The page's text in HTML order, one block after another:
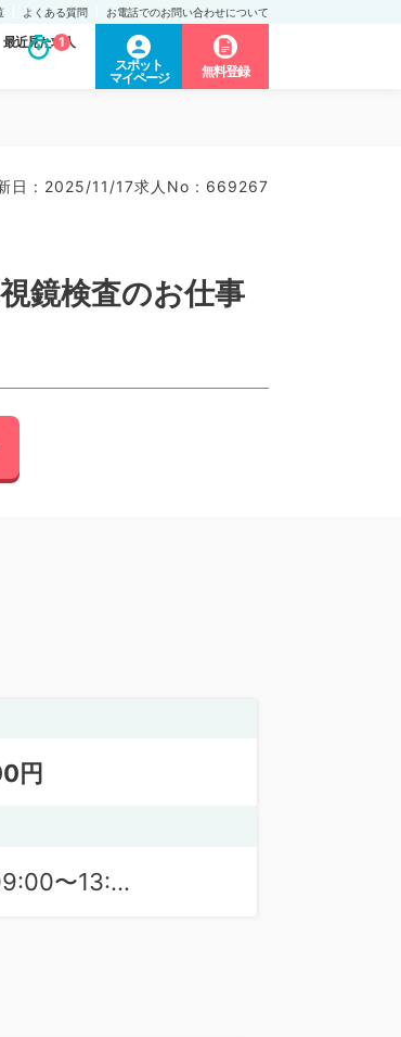
よくある質問 お電話でのお問い合わせについて
最近見た求人
1
スポット
マイページ
無料登録
日 : 2025/11/17求人No : 669267
鏡検査のお仕事
円
〜13:00